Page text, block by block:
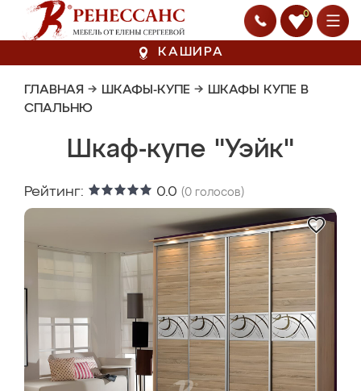
0
КАШИРА
ГЛАВНАЯ → ШКАФЫ-КУПЕ → ШКАФЫ КУПЕ В
СПАЛЬНЮ
Шкаф-купе "Уэйк"
Рейтинг: 0.0 (0 голосов)